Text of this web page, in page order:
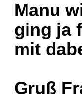
Manu
ging ja
mit
Gruß